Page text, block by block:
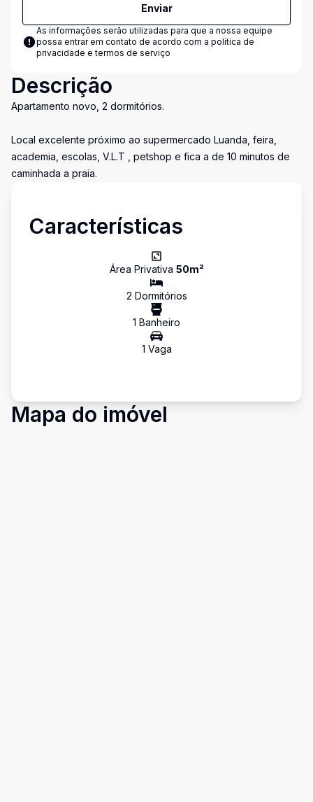
Enviar
As informações serão utilizadas para que a nossa equipe
possa entrar em contato de acordo com a política de
privacidade e termos de serviço
Descrição
Apartamento novo, 2 dormitórios.
Local excelente próximo ao supermercado Luanda, feira,
academia, escolas, V.L.T , petshop e fica a de 10 minutos de
caminhada a praia.
Características
Área Privativa 50m²
2 Dormitórios
1 Banheiro
1 Vaga
Mapa do imóvel